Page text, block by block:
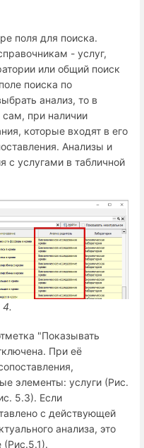
поля для поиска.
- услуг,
или общий поиск
поиска по
анализ, то в
сам, при наличии
которые входят в его
Анализы и
с услугами в табличной
4.
"Показывать
При её
элементы: услуги (Рис.
5.3). Если
с действующей
анализа, это
(Рис.5.1).